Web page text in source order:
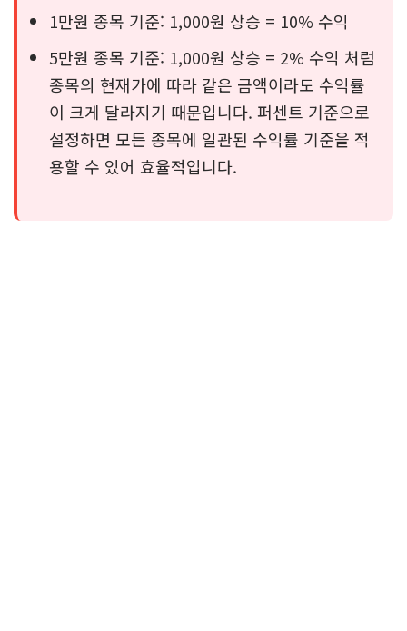
1만원 종목 기준: 1,000원 상승 = 10% 수익
5만원 종목 기준: 1,000원 상승 = 2% 수익 처럼
종목의 현재가에 따라 같은 금액이라도 수익률
이 크게 달라지기 때문입니다. 퍼센트 기준으로
설정하면 모든 종목에 일관된 수익률 기준을 적
용할 수 있어 효율적입니다.